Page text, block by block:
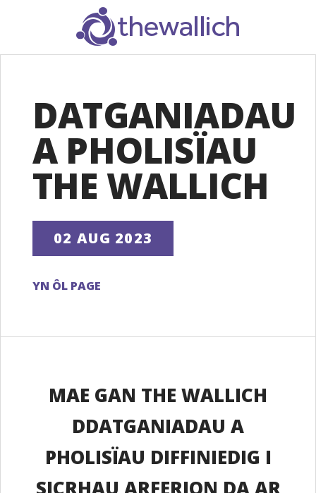
SEARCH
DATGANIADAU
A PHOLISÏAU
THE WALLICH
02 AUG 2023
YN ÔL PAGE
MAE GAN THE WALLICH
DDATGANIADAU A
PHOLISÏAU DIFFINIEDIG I